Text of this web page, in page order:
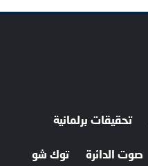
تحقيقات برلمانية
صوت الدائرة توك شو